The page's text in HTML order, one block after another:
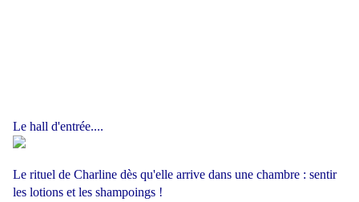
Le hall d'entrée....
Le rituel de Charline dès qu'elle arrive dans une chambre : sentir
les lotions et les shampoings !